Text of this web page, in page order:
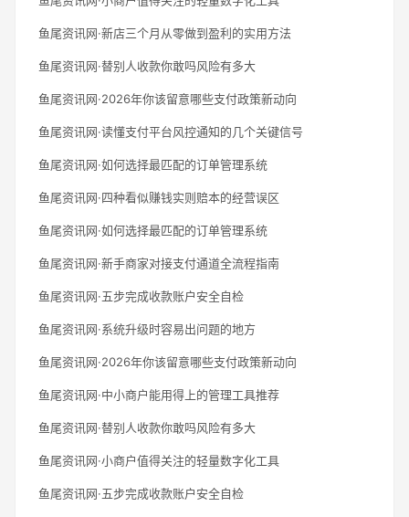
鱼尾资讯网·新店三个月从零做到盈利的实用方法
鱼尾资讯网·替别人收款你敢吗风险有多大
鱼尾资讯网·2026年你该留意哪些支付政策新动向
鱼尾资讯网·读懂支付平台风控通知的几个关键信号
鱼尾资讯网·如何选择最匹配的订单管理系统
鱼尾资讯网·四种看似赚钱实则赔本的经营误区
鱼尾资讯网·如何选择最匹配的订单管理系统
鱼尾资讯网·新手商家对接支付通道全流程指南
鱼尾资讯网·五步完成收款账户安全自检
鱼尾资讯网·系统升级时容易出问题的地方
鱼尾资讯网·2026年你该留意哪些支付政策新动向
鱼尾资讯网·中小商户能用得上的管理工具推荐
鱼尾资讯网·替别人收款你敢吗风险有多大
鱼尾资讯网·小商户值得关注的轻量数字化工具
鱼尾资讯网·五步完成收款账户安全自检